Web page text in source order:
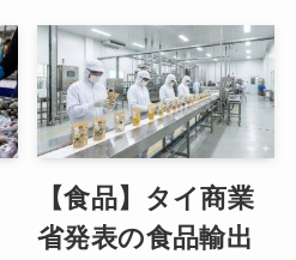
【食品】タイ商業
省発表の食品輸出